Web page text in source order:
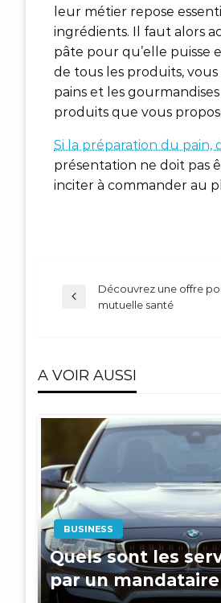
leur métier repose
ingrédients. Il faut alors
pâte pour qu’elle puisse
de tous les produits,
pains et les
produits que vous
Si la préparation du pain,
présentation ne doit pas
inciter à commander au
l’article
Previous
Découvrez une offre
mutuelle santé
A VOIR AUSSI
BUSINESS
Quels sont les
par un